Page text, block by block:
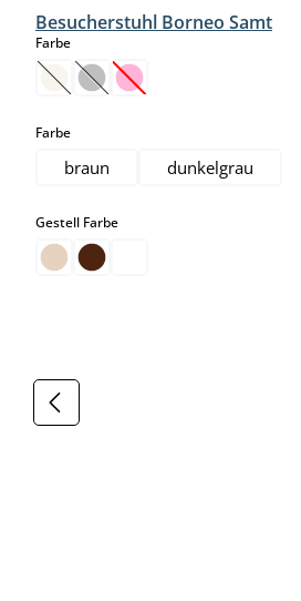
Besucherstuhl Borneo Samt
Farbeauswählen
(Diese Option ist zurzeit nicht
(Diese Option ist zurzeit nicht
(Diese Option ist zurzeit
Farbeauswählen
braun dunkelgrau
Gestell Farbeauswählen